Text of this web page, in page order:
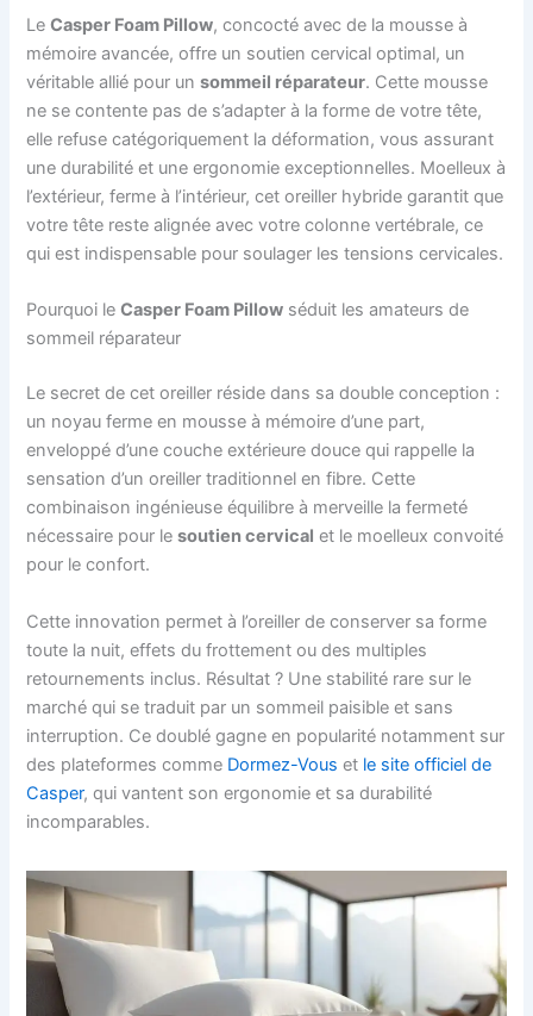
LeCasper Foam Pillow, concocté avec de la mousse à
mémoire avancée, offre un soutien cervical optimal, un
véritable allié pour unsommeil réparateur. Cette mousse
ne se contente pas de s’adapter à la forme de votre tête,
elle refuse catégoriquement la déformation, vous assurant
une durabilité et une ergonomie exceptionnelles. Moelleux à
l’extérieur, ferme à l’intérieur, cet oreiller hybride garantit que
votre tête reste alignée avec votre colonne vertébrale, ce
qui est indispensable pour soulager les tensions cervicales.
Pourquoi leCasper Foam Pillow séduit les amateurs de
sommeil réparateur
Le secret de cet oreiller réside dans sa double conception :
un noyau ferme en mousse à mémoire d’une part,
enveloppé d’une couche extérieure douce qui rappelle la
sensation d’un oreiller traditionnel en fibre. Cette
combinaison ingénieuse équilibre à merveille la fermeté
nécessaire pour lesoutien cervical et le moelleux convoité
pour le confort.
Cette innovation permet à l’oreiller de conserver sa forme
toute la nuit, effets du frottement ou des multiples
retournements inclus. Résultat ? Une stabilité rare sur le
marché qui se traduit par un sommeil paisible et sans
interruption. Ce doublé gagne en popularité notamment sur
des plateformes comme Dormez-Vous et le site officiel de
Casper, qui vantent son ergonomie et sa durabilité
incomparables.